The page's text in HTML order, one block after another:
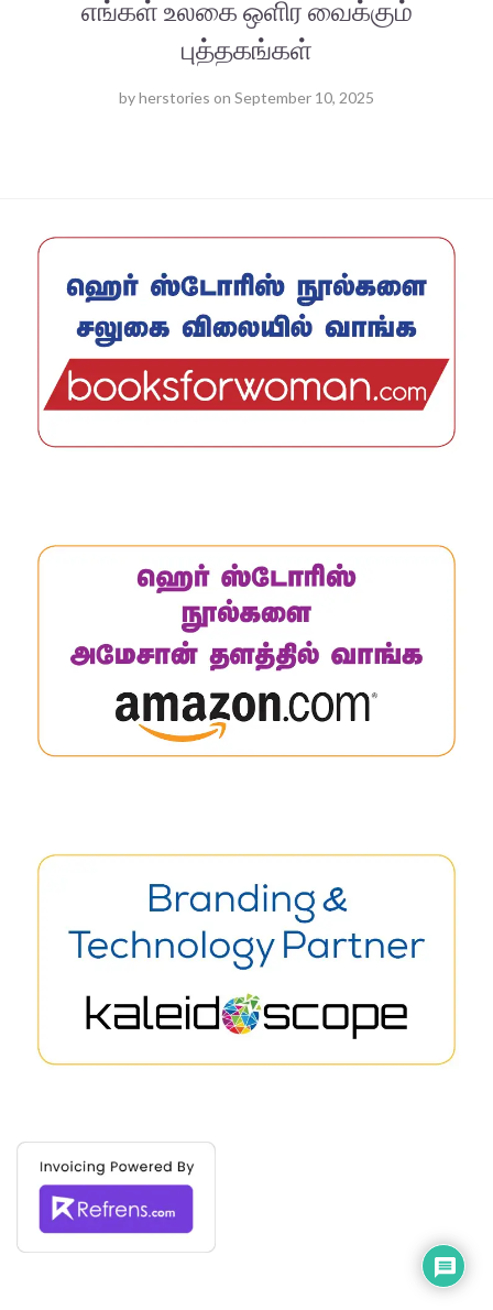
எங்கள் உலகை ஒளிர வைக்கும்
புத்தகங்கள்
byherstories on September 10, 2025